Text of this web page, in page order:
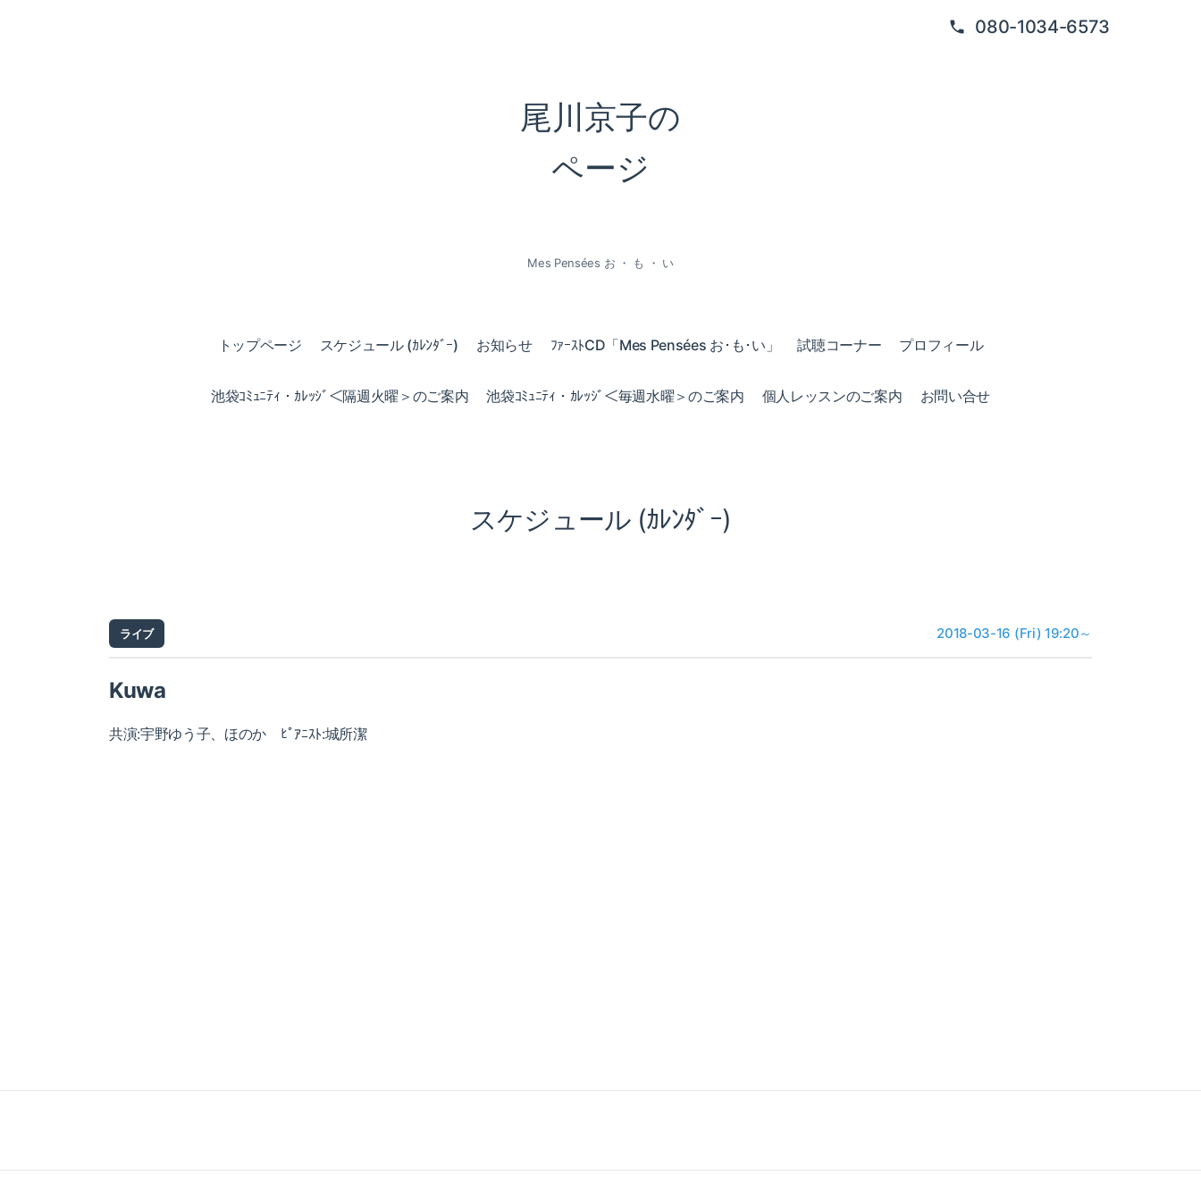
080-1034-6573
尾川京子の
ページ
Mes Pensées お ・ も ・ い
トップページ スケジュール (ｶﾚﾝﾀﾞｰ) お知らせ ﾌｧｰｽﾄCD「Mes Pensées お･も･い」 試聴コーナー プロフィール
池袋ｺﾐｭﾆﾃｨ・ｶﾚｯｼﾞ＜隔週火曜＞のご案内 池袋ｺﾐｭﾆﾃｨ・ｶﾚｯｼﾞ＜毎週水曜＞のご案内 個人レッスンのご案内 お問い合せ
スケジュール (ｶﾚﾝﾀﾞｰ)
ライブ 2018-03-16 (Fri) 19:20～
Kuwa
共演:宇野ゆう子、ほのか ﾋﾟｱﾆｽﾄ:城所潔